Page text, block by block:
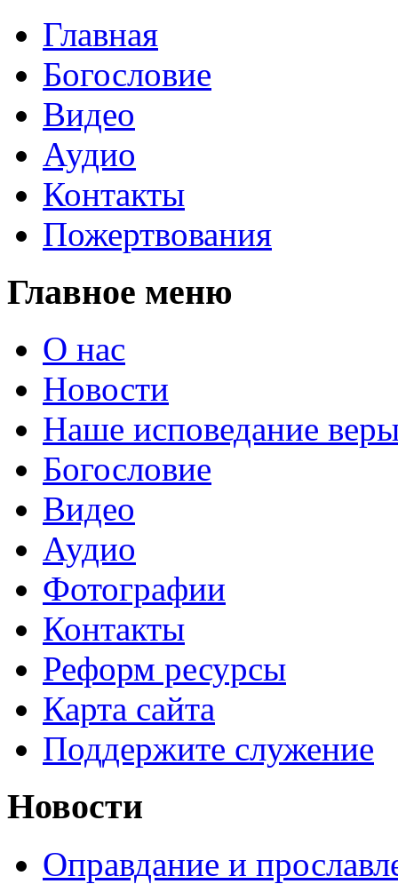
Главная
Богословие
Видео
Аудио
Контакты
Пожертвования
Главное меню
О нас
Новости
Наше исповедание
Богословие
Видео
Аудио
Фотографии
Контакты
Реформ ресурсы
Карта сайта
Поддержите служение
Новости
Оправдание и